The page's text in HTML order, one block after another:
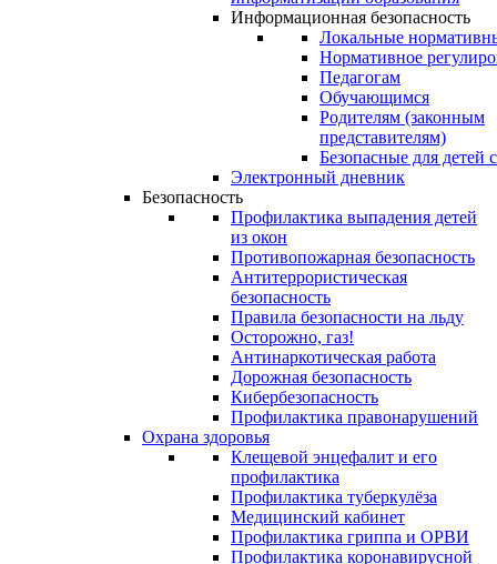
Информационная безопасность
Локальные
Нормативное
Педагогам
Обучающимся
Родителям (законным
представителям)
Безопасные для детей
Электронный дневник
Безопасность
Профилактика выпадения детей
из окон
Противопожарная безопасность
Антитеррористическая
безопасность
Правила безопасности на льду
Осторожно, газ!
Антинаркотическая работа
Дорожная безопасность
Кибербезопасность
Профилактика правонарушений
Охрана здоровья
Клещевой энцефалит и его
профилактика
Профилактика туберкулёза
Медицинский кабинет
Профилактика гриппа и ОРВИ
Профилактика коронавирусной